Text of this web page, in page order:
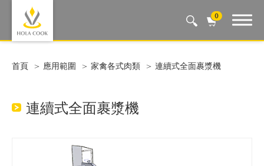
0
Auto Machine, Smart Life
首頁 應用範圍 家禽各式肉類 連續式全面裹漿機
連續式全面裹漿機